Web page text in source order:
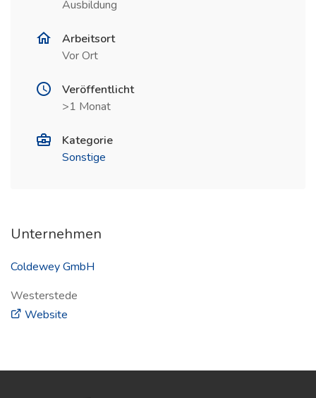
Ausbildung
Arbeitsort
Vor Ort
Veröffentlicht
>1 Monat
Kategorie
Sonstige
Unternehmen
Coldewey GmbH
Westerstede
Website